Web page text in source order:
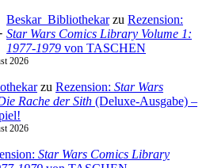
Beskar_Bibliothekarzu Rezension:
Star Wars Comics Library Volume 1:
1977-1979 von TASCHEN
2026
zu Rezension: Star Wars
Rache der Sith (Deluxe-Ausgabe) –
2026
Star Wars Comics Library